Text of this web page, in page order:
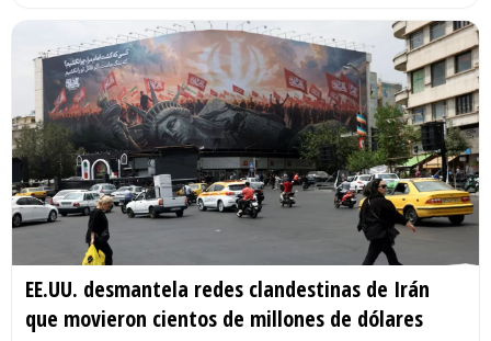
EE.UU. desmantela redes clandestinas de Irán
que movieron cientos de millones de dólares